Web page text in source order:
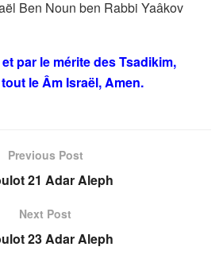
Ben Noun ben Rabbi Yaâkov
par le mérite des Tsadikim,
le Âm Israël, Amen.
Previous Post
21 Adar Aleph
Next Post
23 Adar Aleph